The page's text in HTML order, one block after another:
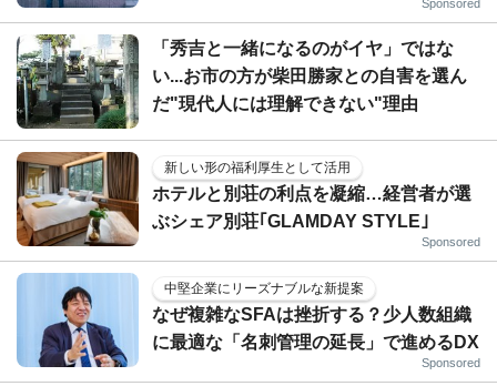
Sponsored
「秀吉と一緒になるのがイヤ」ではな
い...お市の方が柴田勝家との自害を選ん
だ"現代人には理解できない"理由
新しい形の福利厚生として活用
ホテルと別荘の利点を凝縮…経営者が選
ぶシェア別荘｢GLAMDAY STYLE｣
Sponsored
中堅企業にリーズナブルな新提案
なぜ複雑なSFAは挫折する？少人数組織
に最適な「名刺管理の延長」で進めるDX
Sponsored